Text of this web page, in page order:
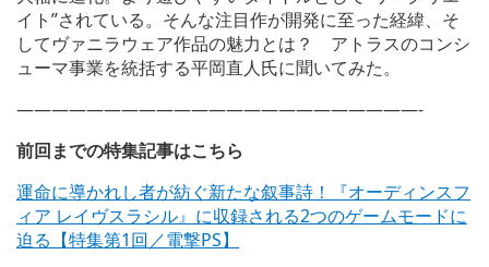
イト”されている。そんな注目作が開発に至った経緯、そ
してヴァニラウェア作品の魅力とは？ アトラスのコンシ
ューマ事業を統括する平岡直人氏に聞いてみた。
———————————————————————-
前回までの特集記事はこちら
運命に導かれし者が紡ぐ新たな叙事詩！『オーディンスフ
ィア レイヴスラシル』に収録される2つのゲームモードに
迫る【特集第1回／電撃PS】